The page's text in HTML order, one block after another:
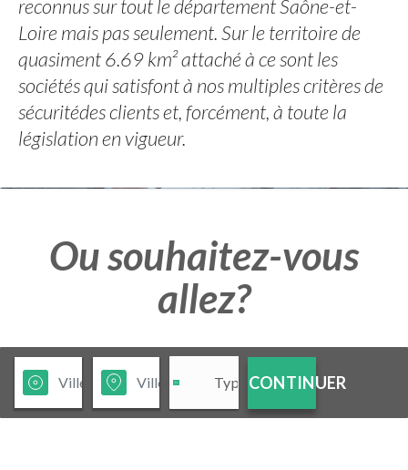
reconnus sur tout le département Saône-et-
Loire mais pas seulement. Sur le territoire de
quasiment 6.69 km² attaché à ce sont les
sociétés qui satisfont à nos multiples critères de
sécuritédes clients et, forcément, à toute la
législation en vigueur.
Ou souhaitez-vous
allez?
CONTINUER